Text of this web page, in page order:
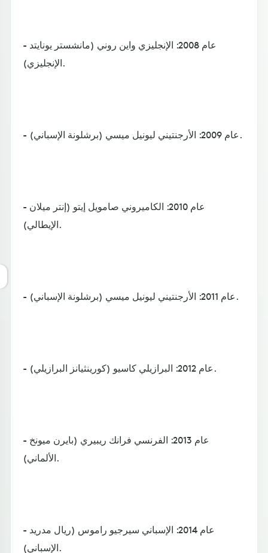
- عام 2008: الإنجليزي واين روني (مانشستر يونايتد
الإنجليزي).
- عام 2009: الأرجنتيني ليونيل ميسي (برشلونة الإسباني).
- عام 2010: الكاميروني صامويل إيتو (إنتر ميلان
الإيطالي).
- عام 2011: الأرجنتيني ليونيل ميسي (برشلونة الإسباني).
- عام 2012: البرازيلي كاسيو (كورينثيانز البرازيلي).
- عام 2013: الفرنسي فرانك ريبيري (بايرن ميونخ
الألماني).
- عام 2014: الإسباني سيرجيو راموس (ريال مدريد
الإسباني).